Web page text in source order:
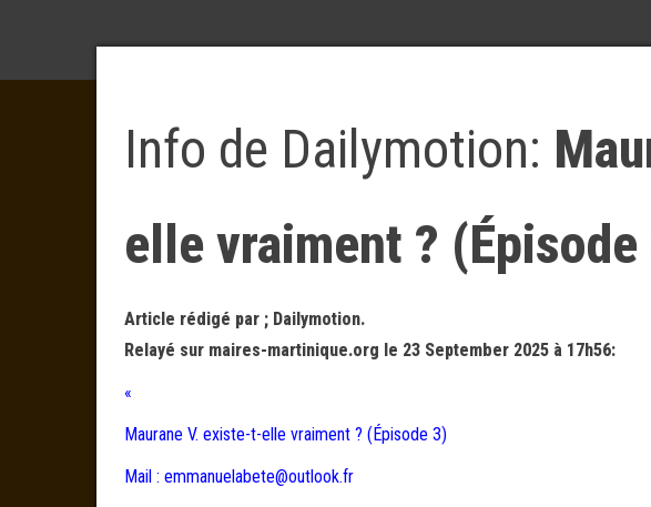
Info de Dailymotion:
elle vraiment ? (Épisode
Article rédigé par ; Dailymotion.
Relayé sur maires-martinique.org le 23 September 2025 à 17h56:
«
Maurane V. existe-t-elle vraiment ? (Épisode 3)
Mail : emmanuelabete@outlook.fr